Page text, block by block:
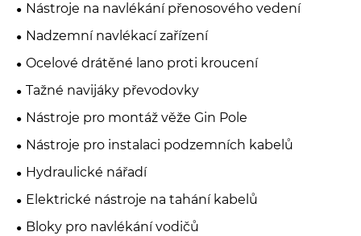
Nástroje na navlékání přenosového vedení
Nadzemní navlékací zařízení
Ocelové drátěné lano proti kroucení
Tažné navijáky převodovky
Nástroje pro montáž věže Gin Pole
Nástroje pro instalaci podzemních kabelů
Hydraulické nářadí
Elektrické nástroje na tahání kabelů
Bloky pro navlékání vodičů